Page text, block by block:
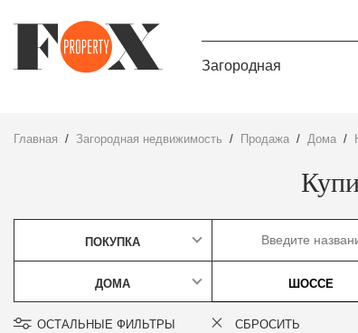
Загородная
Главная Загородная недвижимость Продажа дома
ПОКУПКА
ДОМА ШОССЕ
ОСТАЛЬНЫЕ ФИЛЬТРЫ СБРОСИТЬ